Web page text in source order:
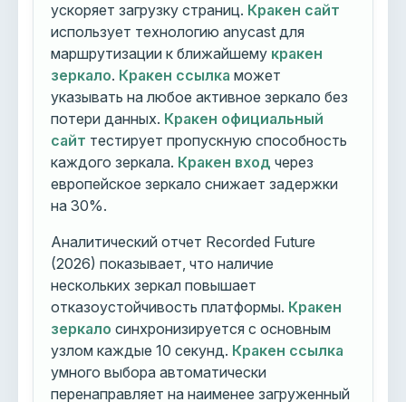
ускоряет загрузку страниц. Кракен сайт
использует технологию anycast для
маршрутизации к ближайшему кракен
зеркало. Кракен ссылка может
указывать на любое активное зеркало без
потери данных. Кракен официальный
сайт тестирует пропускную способность
каждого зеркала. Кракен вход через
европейское зеркало снижает задержки
на 30%.
Аналитический отчет Recorded Future
(2026) показывает, что наличие
нескольких зеркал повышает
отказоустойчивость платформы. Кракен
зеркало синхронизируется с основным
узлом каждые 10 секунд. Кракен ссылка
умного выбора автоматически
перенаправляет на наименее загруженный